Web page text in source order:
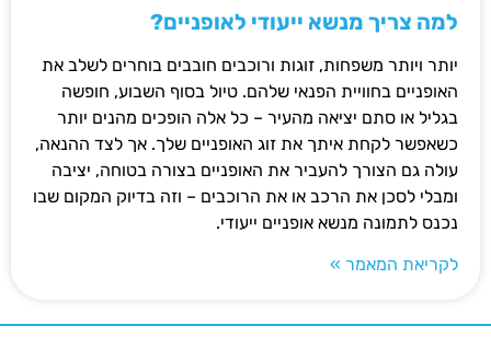
למה צריך מנשא ייעודי לאופניים?
יותר ויותר משפחות, זוגות ורוכבים חובבים בוחרים לשלב את
האופניים בחוויית הפנאי שלהם. טיול בסוף השבוע, חופשה
בגליל או סתם יציאה מהעיר – כל אלה הופכים מהנים יותר
כשאפשר לקחת איתך את זוג האופניים שלך. אך לצד ההנאה,
עולה גם הצורך להעביר את האופניים בצורה בטוחה, יציבה
ומבלי לסכן את הרכב או את הרוכבים – וזה בדיוק המקום שבו
נכנס לתמונה מנשא אופניים ייעודי.
לקריאת המאמר »